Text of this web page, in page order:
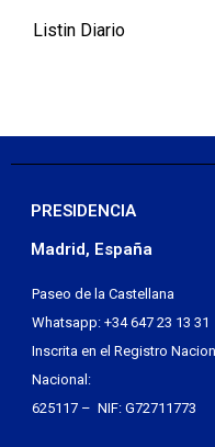
Listin Diario
PRESIDENCIA
Madrid, España
Paseo de la Castellana
Whatsapp: +34 647 23 13 31
Inscrita en el Registro
Nacional:
625117 – NIF: G72711773